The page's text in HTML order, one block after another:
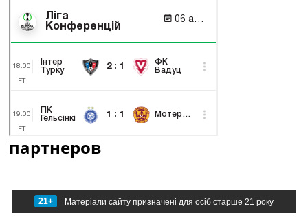
партнеров
21+ Матеріали сайту призначені для осіб старше 21 року